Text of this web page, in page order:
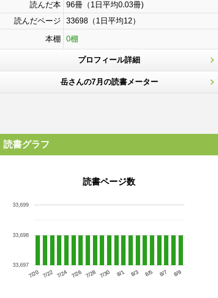
読んだ本
96冊（1日平均0.03冊)
読んだページ
33698（1日平均12）
本棚 0棚
プロフィール詳細
岳さんの7月の読書メーター
読書グラフ
読書ページ数
7/20 7/22 7/24 7/26 7/28 7/30 8/1 8/3 8/5 8/7 8/9
33,697
33,698
33,699